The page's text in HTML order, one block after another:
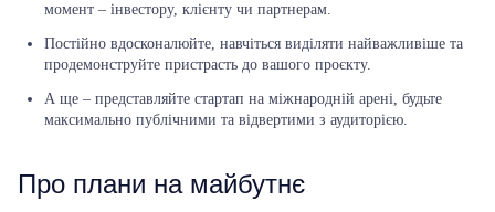
момент – інвестору, клієнту чи партнерам.
Постійно вдосконалюйте, навчіться виділяти найважливіше та
продемонструйте пристрасть до вашого проєкту.
А ще – представляйте стартап на міжнародній арені, будьте
максимально публічними та відвертими з аудиторією.
Про плани на майбутнє